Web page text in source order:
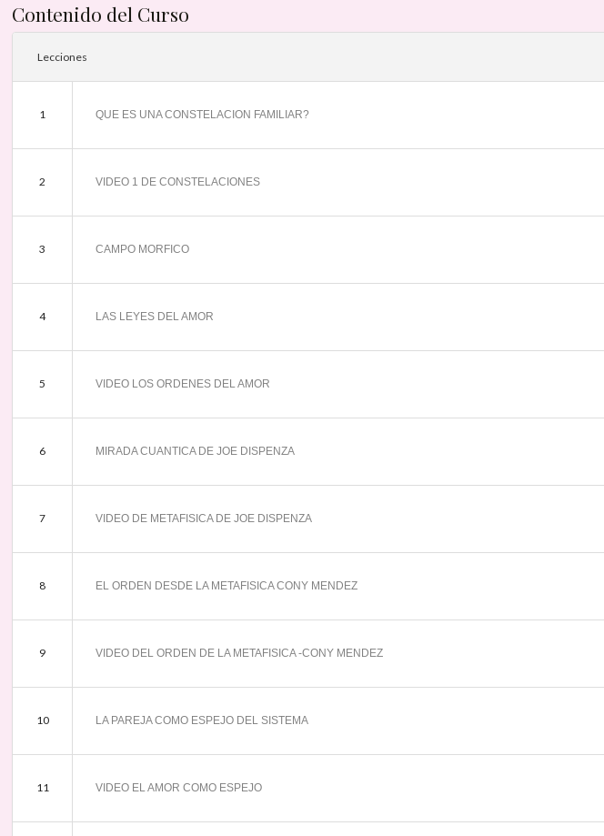
Contenido del Curso
Lecciones
1 QUE ES UNA CONSTELACION FAMILIAR?
2 VIDEO 1 DE CONSTELACIONES
3 CAMPO MORFICO
4 LAS LEYES DEL AMOR
5 VIDEO LOS ORDENES DEL AMOR
6 MIRADA CUANTICA DE JOE DISPENZA
7 VIDEO DE METAFISICA DE JOE DISPENZA
8 EL ORDEN DESDE LA METAFISICA CONY MENDEZ
9 VIDEO DEL ORDEN DE LA METAFISICA -CONY MENDEZ
10 LA PAREJA COMO ESPEJO DEL SISTEMA
11 VIDEO EL AMOR COMO ESPEJO